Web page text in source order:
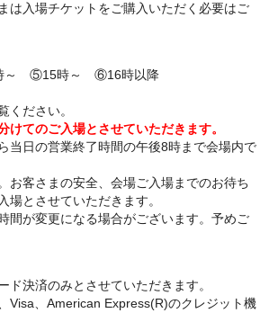
入場チケットをご購入いただく必要はご
⑤15時～ ⑥16時以降
ください。
てのご入場とさせていただきます。
日の営業終了時間の午後8時まで会場内で
客さまの安全、会場ご入場までのお待ち
場とさせていただきます。
が変更になる場合がございます。予めご
決済のみとさせていただきます。
Visa、American Express(R)のクレジット機